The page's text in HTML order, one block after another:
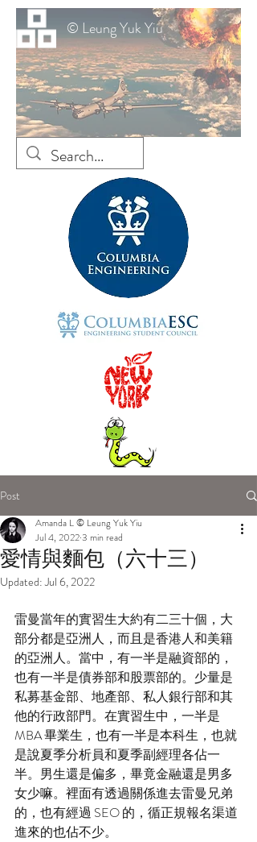
© Leung Yuk Yiu
Post
愛情與麵包（六十三）
Amanda L © Leung Yuk Yiu
Jul 4, 20223 min read
Updated:Jul 6, 2022
雷曼當年的實習生大約有二三十個，大
部分都是亞洲人，而且是香港人和美籍
的亞洲人。當中，有一半是融資部的，
也有一半是債券部和股票部的。少量是
私募基金部、地產部、私人銀行部和其
他的行政部門。在實習生中，一半是
MBA 畢業生，也有一半是本科生，也就
是說夏季分析員和夏季副經理各佔一
半。男生還是偏多，畢竟金融還是男多
女少嘛。裡面有透過關係進去雷曼兄弟
的，也有經過 SEO 的，循正規報名渠道
進來的也佔不少。